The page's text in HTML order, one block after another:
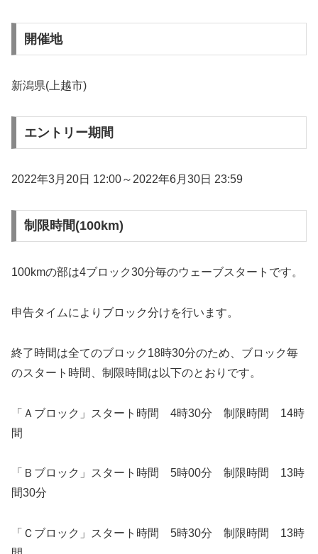
開催地
新潟県(上越市)
エントリー期間
2022年3月20日 12:00～2022年6月30日 23:59
制限時間(100km)
100kmの部は4ブロック30分毎のウェーブスタートです。
申告タイムによりブロック分けを行います。
終了時間は全てのブロック18時30分のため、ブロック毎
のスタート時間、制限時間は以下のとおりです。
「Ａブロック」スタート時間 4時30分 制限時間 14時
間
「Ｂブロック」スタート時間 5時00分 制限時間 13時
間30分
「Ｃブロック」スタート時間 5時30分 制限時間 13時